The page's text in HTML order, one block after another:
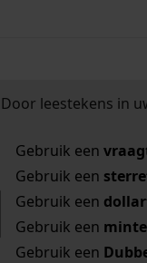
Door leestekens in
Gebruik een
Gebruik een
Gebruik een
Gebruik een
Gebruik een